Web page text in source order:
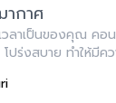
ากาศ
วลาเป็นของคุณ คอ
ร่งสบาย ทำให้มีค